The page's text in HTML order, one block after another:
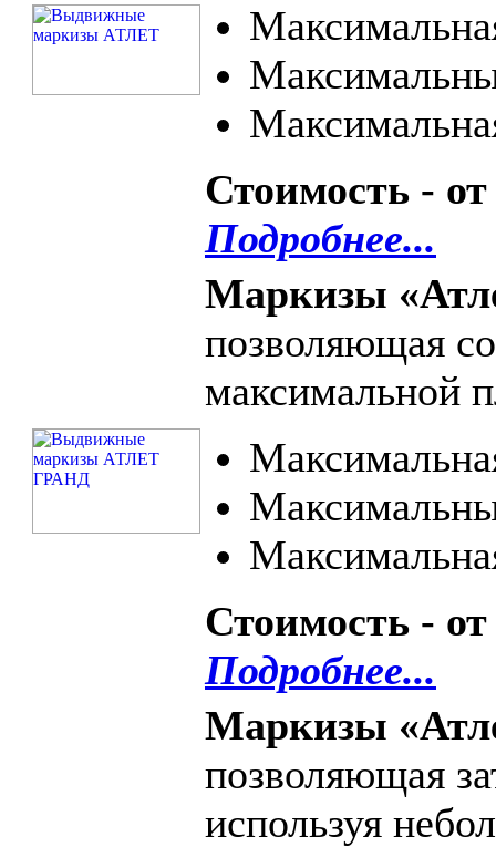
Стоимость -
Подробнее...
Маркизы
позволяющая
максимальной
Стоимость -
Подробнее...
Маркизы
позволяющая
используя